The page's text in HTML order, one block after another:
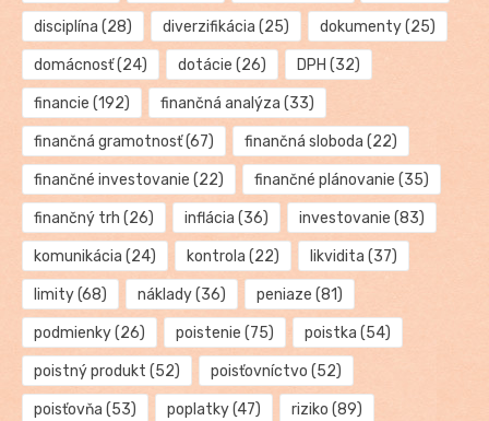
disciplína (28) diverzifikácia (25) dokumenty(25)
domácnosť(24) dotácie (26) DPH (32)
financie (192) finančná analýza (33)
finančná gramotnosť(67) finančná sloboda (22)
finančné investovanie (22) finančné plánovanie (35)
finančný trh (26) inflácia (36) investovanie (83)
komunikácia (24) kontrola (22) likvidita (37)
limity(68) náklady(36) peniaze (81)
podmienky(26) poistenie (75) poistka (54)
poistný produkt (52) poisťovníctvo (52)
poisťovňa (53) poplatky(47) riziko (89)